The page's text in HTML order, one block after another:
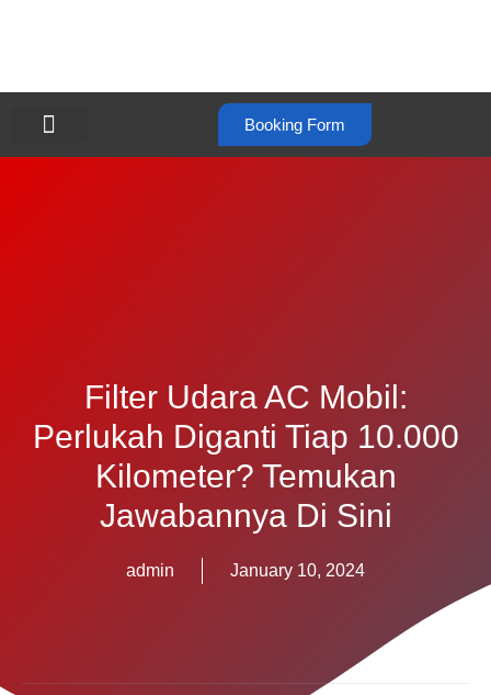
Booking Form
Filter Udara AC Mobil:
Perlukah Diganti Tiap 10.000
Kilometer? Temukan
Jawabannya Di Sini
admin January 10, 2024